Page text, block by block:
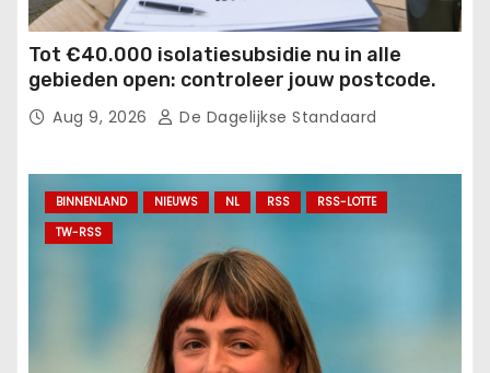
Tot €40.000 isolatiesubsidie nu in alle
gebieden open: controleer jouw postcode.
Aug 9, 2026 De Dagelijkse Standaard
BINNENLAND NIEUWS NL RSS
RSS-LOTTE
TW-RSS